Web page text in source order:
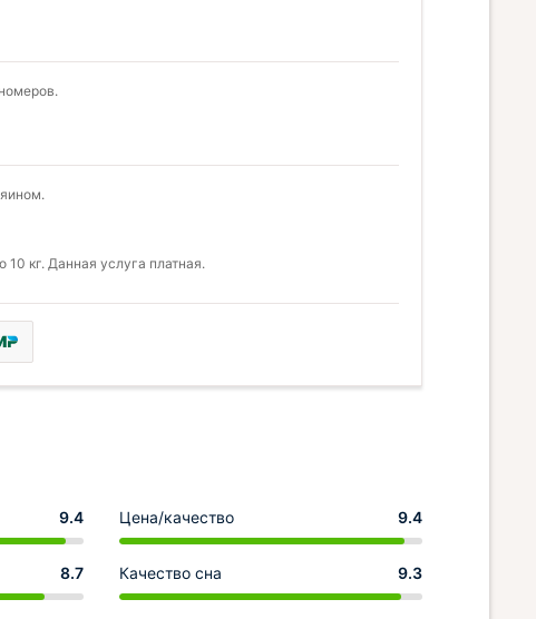
кг. Данная услуга платная.
9.4 Цена/качество 9.4
8.7 Качество сна 9.3